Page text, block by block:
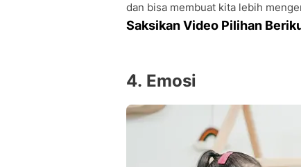
dan bisa membuat kita lebih
Saksikan Video Pilihan
4. Emosi